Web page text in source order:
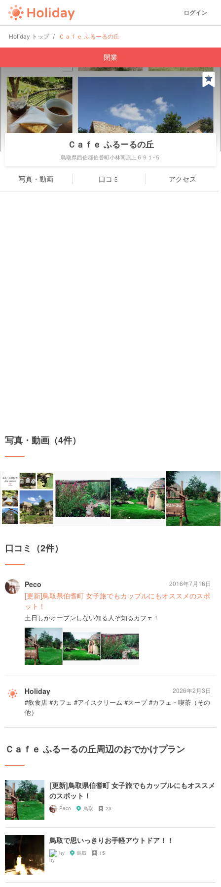
ログイン
Holiday トップ Ｃａｆｅ ふるーるの丘
閉業
Ｃａｆｅ ふるーるの丘
鳥取県西伯郡伯耆町小林南原上６９１-５
写真・動画 口コミ アクセス
写真・動画（4件）
口コミ（2件）
Peco
[更新]鳥取県伯耆町 女子旅でもカップルにもオススメのスポ
ット！
土日しかオープンしない知る人ぞ知るカフェ！
2016年7月16日
Holiday
#飲食店 #カフェ #アイスクリーム #スープ #カフェ・喫茶（その
他）
2026年2月3日
Ｃａｆｅ ふるーるの丘周辺のおでかけプラン
[更新]鳥取県伯耆町 女子旅でもカップルにもオススメ
のスポット！
Peco 鳥取 23
鳥取で思いっきりお手軽アウトドア！！
hy 鳥取 15